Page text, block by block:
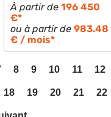
À partir de 196 450
€*
ou à partir de 983.48
€ / mois*
8 9 10 11 12
18 19 20 21 22